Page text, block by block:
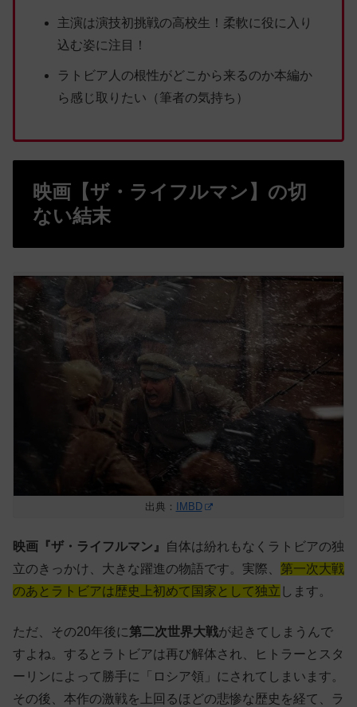
主演は演技初挑戦の高校生！柔軟に役に入り
込む姿に注目！
ラトビア人の根性がどこから来るのか本編か
ら感じ取りたい（筆者の気持ち）
映画【ザ・ライフルマン】の切
ない結末
出典： IMBD
映画『ザ・ライフルマン』
自体は紛れもなくラトビアの独
立のきっかけ、大きな躍進の物語です。実際、 第一次大戦
のあとラトビアは歴史上初めて国家として独立 します。
ただ、その20年後に第二次世界大戦が起きてしまうんで
すよね。するとラトビアは再び解体され、ヒトラーとスタ
ーリンによって勝手に「ロシア領」にされてしまいます。
その後、本作の激戦を上回るほどの悲惨な歴史を経て、ラ